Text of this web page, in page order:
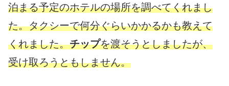
泊まる予定のホテルの場所を調べてくれまし
た。タクシーで何分ぐらいかかるかも教えて
くれました。チップを渡そうとしましたが、
受け取ろうともしません。